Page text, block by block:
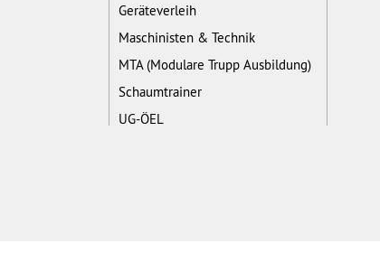
Geräteverleih
Maschinisten & Technik
MTA (Modulare Trupp Ausbildung)
Schaumtrainer
UG-ÖEL